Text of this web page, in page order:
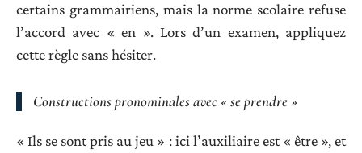
certains grammairiens, mais la norme scolaire refuse
l’accord avec « en ». Lors d’un examen, appliquez
cette règle sans hésiter.
Constructions pronominales avec « se prendre »
« Ils se sont pris au jeu » : ici l’auxiliaire est « être », et